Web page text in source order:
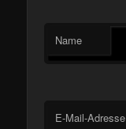
Name
E-Mail-Adresse